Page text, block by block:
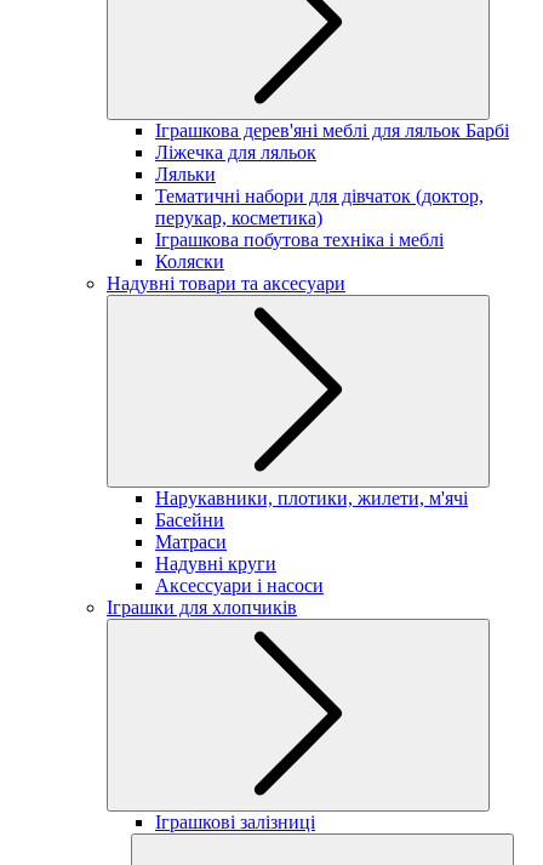
Іграшкова дерев'яні меблі для ляльок Барбі
Ліжечка для ляльок
Ляльки
Тематичні набори для дівчаток (доктор,
перукар, косметика)
Іграшкова побутова техніка і меблі
Коляски
Надувні товари та аксесуари
Нарукавники, плотики, жилети, м'ячі
Басейни
Матраси
Надувні круги
Аксессуари і насоси
Іграшки для хлопчиків
Іграшкові залізниці